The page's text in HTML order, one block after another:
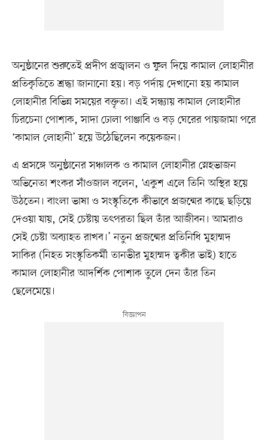
অনুষ্ঠানের শুরুতেই প্রদীপ প্রজ্বালন ও ফুল দিয়ে কামাল লোহানীর
প্রতিকৃতিতে শ্রদ্ধা জানানো হয়। বড় পর্দায় দেখানো হয় কামাল
লোহানীর বিভিন্ন সময়ের বক্তৃতা। এই সন্ধ্যায় কামাল লোহানীর
চিরচেনা পোশাক, সাদা ঢোলা পাঞ্জাবি ও বড় ঘেরের পায়জামা পরে
‘কামাল লোহানী’ হয়ে উঠেছিলেন কয়েকজন।
এ প্রসঙ্গে অনুষ্ঠানের সঞ্চালক ও কামাল লোহানীর স্নেহভাজন
অভিনেতা শংকর সাঁওজাল বলেন, ‘একুশ এলে তিনি অস্থির হয়ে
উঠতেন। বাংলা ভাষা ও সংস্কৃতিকে কীভাবে প্রজন্মের কাছে ছড়িয়ে
দেওয়া যায়, সেই চেষ্টায় তৎপরতা ছিল তাঁর আজীবন। আমরাও
সেই চেষ্টা অব্যাহত রাখব।’ নতুন প্রজন্মের প্রতিনিধি মুহাম্মদ
সাকির (নিহত সংস্কৃতিকর্মী তানভীর মুহাম্মদ ত্বকীর ভাই) হাতে
কামাল লোহানীর আদর্শিক পোশাক তুলে দেন তাঁর তিন
ছেলেমেয়ে।